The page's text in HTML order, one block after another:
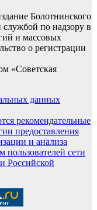
Болотнинского
службой по надзору в
и массовых
о регистрации
«Советская
данных
рекомендательные
предоставления
и анализа
пользователей сети
Российской